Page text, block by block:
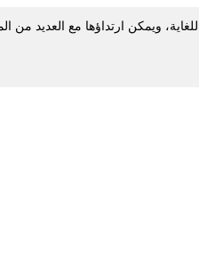
ويمكن ارتداؤها مع العديد